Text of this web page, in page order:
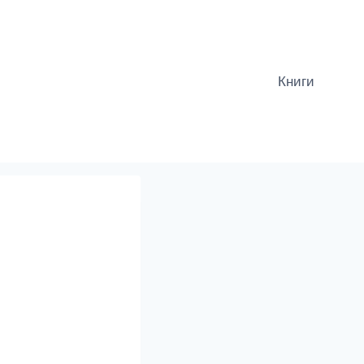
Книги